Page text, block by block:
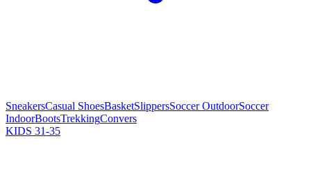
SneakersCasual ShoesBasketSlippersSoccer OutdoorSoccer
IndoorBootsTrekkingConvers
KIDS 31-35